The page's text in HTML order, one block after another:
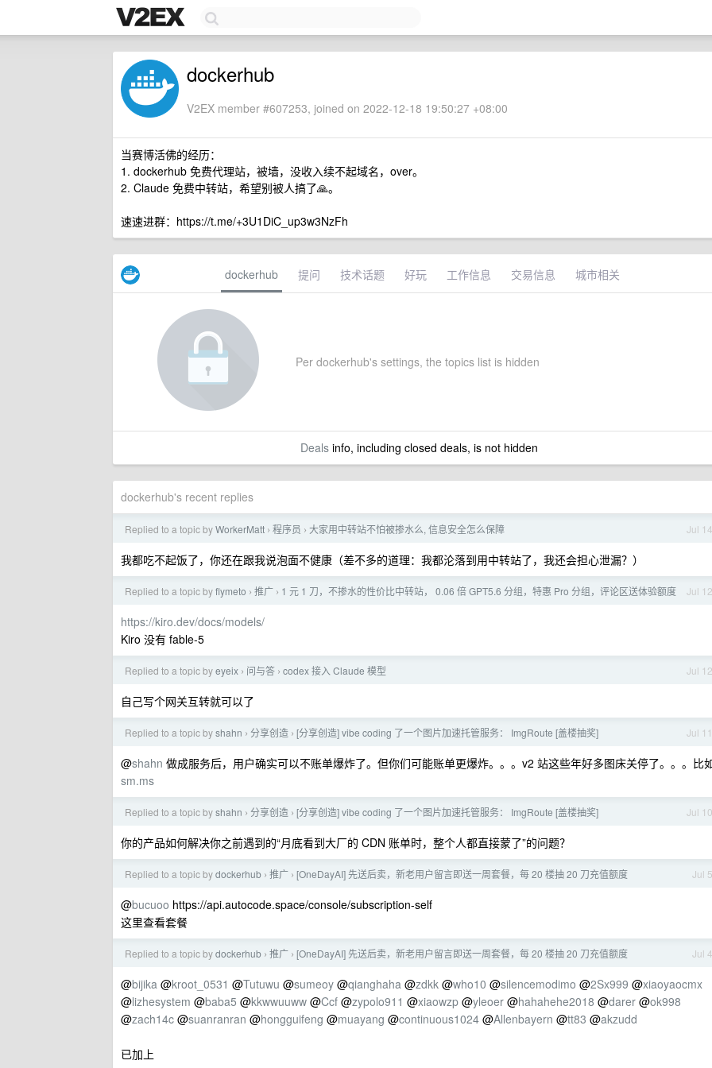
dockerhub
V2EX member #607253, joined on 2022-12-18 19:50:27 +08:00
当赛博活佛的经历：
1. dockerhub 免费代理站，被墙，没收入续不起域名，over。
2. Claude 免费中转站，希望别被人搞了🙏。
速速进群：https://t.me/+3U1DiC_up3w3NzFh
dockerhub 提问 技术话题 好玩 工作信息 交易信息 城市相关
Per dockerhub's settings, the topics list is hidden
Dealsinfo, including closed deals, is not hidden
dockerhub's recent replies
Jul 14
Replied to a topic byWorkerMatt › 程序员 › 大家用中转站不怕被掺水么, 信息安全怎么保障
我都吃不起饭了，你还在跟我说泡面不健康（差不多的道理：我都沦落到用中转站了，我还会担心泄漏？）
Jul 12
Replied to a topic byflymeto › 推广 › 1 元 1 刀，不掺水的性价比中转站， 0.06 倍 GPT5.6 分组，特惠 Pro 分组，评论区送体验额度
https://kiro.dev/docs/models/
Kiro 没有 fable-5
Jul 12
Replied to a topic byeyeix › 问与答 › codex 接入 Claude 模型
自己写个网关互转就可以了
Jul 11
Replied to a topic byshahn › 分享创造 › [分享创造] vibe coding 了一个图片加速托管服务： ImgRoute [盖楼抽奖]
@shahn 做成服务后，用户确实可以不账单爆炸了。但你们可能账单更爆炸。。。v2 站这些年好多图床关停了。。。比
sm.ms
Jul 10
Replied to a topic byshahn › 分享创造 › [分享创造] vibe coding 了一个图片加速托管服务： ImgRoute [盖楼抽奖]
你的产品如何解决你之前遇到的“月底看到大厂的 CDN 账单时，整个人都直接蒙了”的问题？
Jul 5
Replied to a topic bydockerhub › 推广 › [OneDayAI] 先送后卖，新老用户留言即送一周套餐，每 20 楼抽 20 刀充值额度
@bucuoo https://api.autocode.space/console/subscription-self
这里查看套餐
Jul 4
Replied to a topic bydockerhub › 推广 › [OneDayAI] 先送后卖，新老用户留言即送一周套餐，每 20 楼抽 20 刀充值额度
@bijika @kroot_0531 @Tutuwu @sumeoy @qianghaha @zdkk @who10 @silencemodimo @2Sx999 @xiaoyaocmx
@lizhesystem @baba5 @kkwwuuww @Ccf @zypolo911 @xiaowzp @yleoer @hahahehe2018 @darer @ok998
@zach14c @suanranran @hongguifeng @muayang @continuous1024 @Allenbayern @tt83 @akzudd
已加上